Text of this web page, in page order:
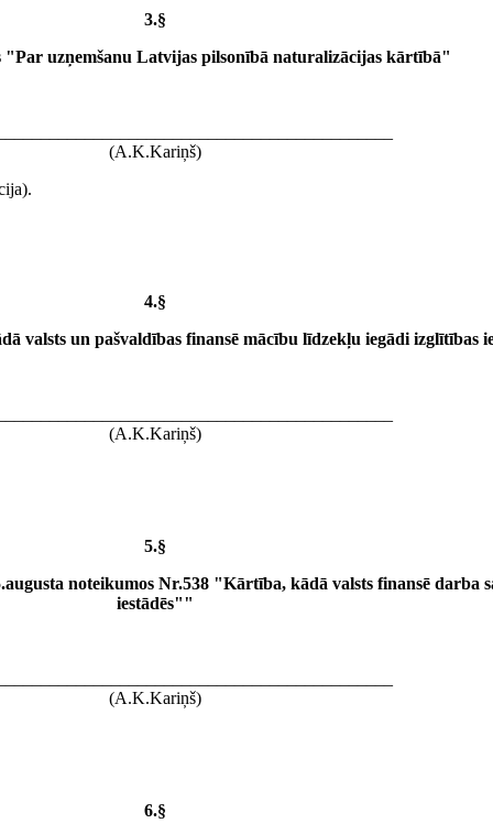
3.§
uzņemšanu Latvijas pilsonībā naturalizācijas kārtībā"
(A.K.Kariņš)
4.§
valsts un pašvaldības finansē mācību līdzekļu iegādi izglītības
(A.K.Kariņš)
5.§
noteikumos Nr.538 "Kārtība, kādā valsts finansē darba
iestādēs""
(A.K.Kariņš)
6.§